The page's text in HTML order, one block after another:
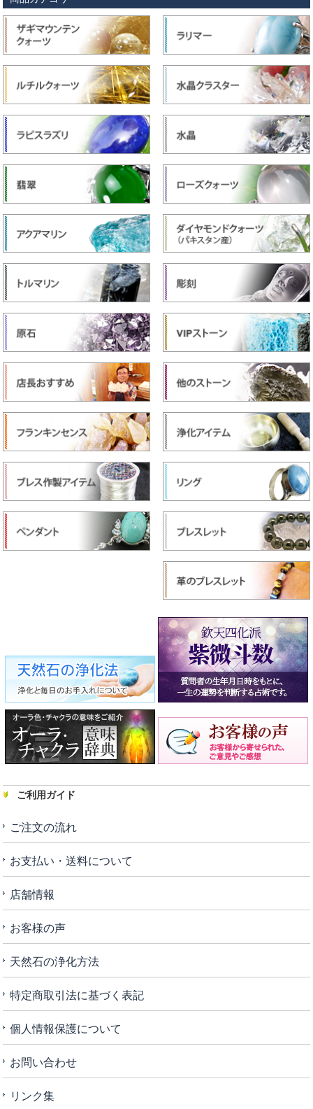
ご利用ガイド
ご注文の流れ
お支払い・送料について
店舗情報
お客様の声
天然石の浄化方法
特定商取引法に基づく表記
個人情報保護について
お問い合わせ
リンク集